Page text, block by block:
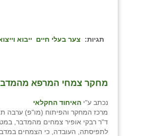
תגיות: צער בעלי חיים ייבוא
מחקר צמחי המרפא מהמדבר
נכתב ע"י האיחוד החקלאי
מרכז המחקר והפיתוח (מו"פ) ערבה
ד"ר רבקי אופיר צמחים מהמדבר,
לתפיסתה, העובדה, כי הצמחים